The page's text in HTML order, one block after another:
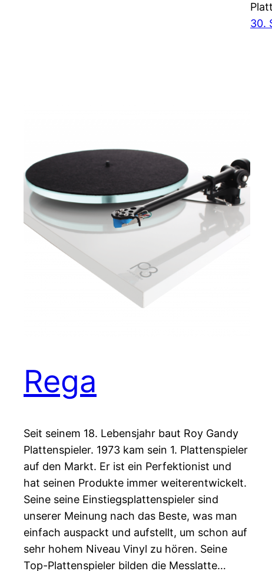
30.
Rega
Seit seinem 18. Lebensjahr baut Roy Gandy
Plattenspieler. 1973 kam sein 1. Plattenspieler
auf den Markt. Er ist ein Perfektionist und
hat seinen Produkte immer weiterentwickelt.
Seine seine Einstiegsplattenspieler sind
unserer Meinung nach das Beste, was man
einfach auspackt und aufstellt, um schon auf
sehr hohem Niveau Vinyl zu hören. Seine
Top-Plattenspieler bilden die Messlatte…